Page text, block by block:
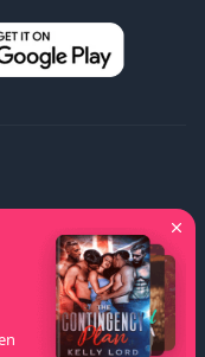
H I
J
U V